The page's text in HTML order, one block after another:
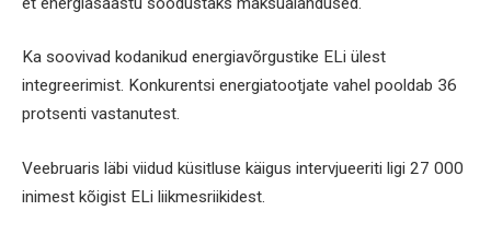
Ka soovivad kodanikud energiavõrgustike ELi ülest
integreerimist. Konkurentsi energiatootjate vahel pooldab 36
protsenti vastanutest.
Veebruaris läbi viidud küsitluse käigus intervjueeriti ligi 27 000
inimest kõigist ELi liikmesriikidest.